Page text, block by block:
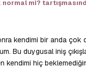
mi?
kendimi bir anda çok
duygusal iniş
kendimi hiç